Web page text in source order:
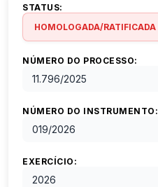
STATUS:
HOMOLOGADA/RATIFICADA
NÚMERO DO PROCESSO:
11.796/2025
NÚMERO DO INSTRUMENTO:
019/2026
EXERCÍCIO:
2026